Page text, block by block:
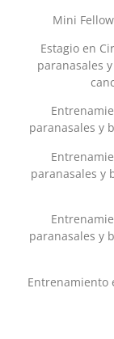
Mini
Estagio en
paranasales
paranasales y
paranasales y
paranasales y
Entrenamiento